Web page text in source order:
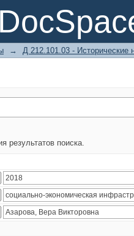
→ Д 212.101.03 - Исторические
результатов поиска.